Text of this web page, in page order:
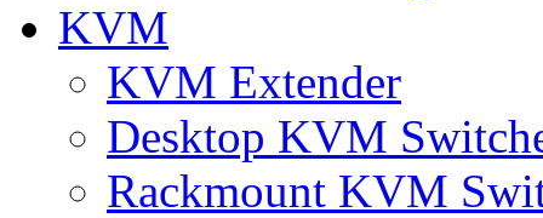
KVM
KVM Extender
Desktop KVM
Rackmount KVM